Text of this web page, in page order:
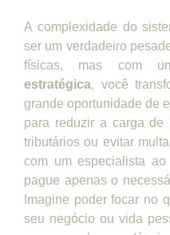
A complexidade do
ser um verdadeiro
físicas, mas com
estratégica, você
grande oportunidade de
para reduzir a carga de
tributários ou evitar
com um especialista
pague apenas o
Imagine poder focar no
seu negócio ou vida